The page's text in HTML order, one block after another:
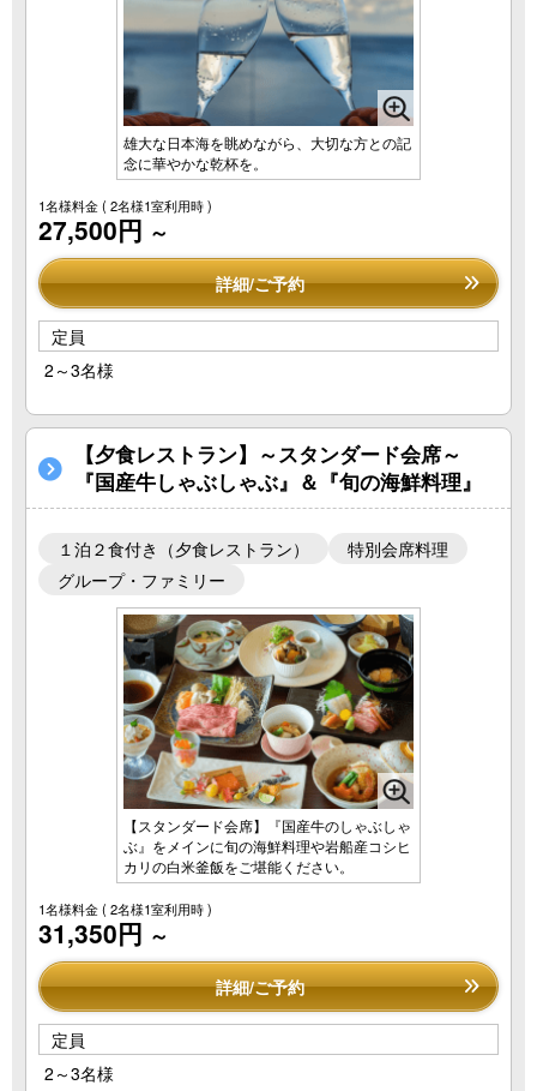
雄大な日本海を眺めながら、大切な方との記
念に華やかな乾杯を。
1名様料金( 2名様1室利用時 )
27,500円 ～
詳細/ご予約
定員
2～3名様
【夕食レストラン】～スタンダード会席～
『国産牛しゃぶしゃぶ』＆『旬の海鮮料理』
１泊２食付き（夕食レストラン）
特別会席料理
グループ・ファミリー
【スタンダード会席】『国産牛のしゃぶしゃ
ぶ』をメインに旬の海鮮料理や岩船産コシヒ
カリの白米釜飯をご堪能ください。
1名様料金( 2名様1室利用時 )
31,350円 ～
詳細/ご予約
定員
2～3名様